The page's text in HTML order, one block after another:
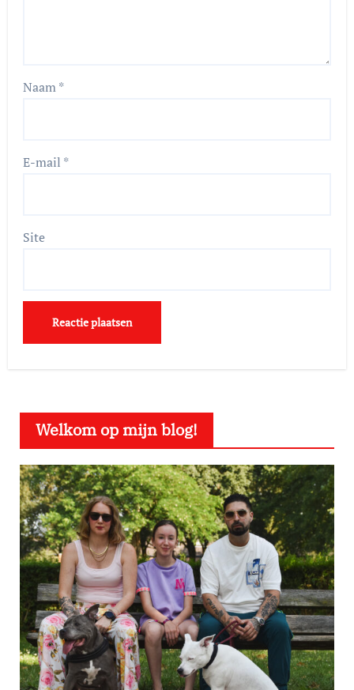
Naam*
E-mail *
Site
Welkom op mijn blog!